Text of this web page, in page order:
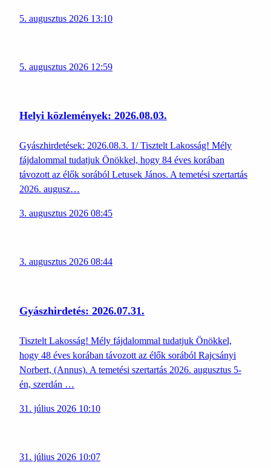
5. augusztus 2026 13:10
5. augusztus 2026 12:59
Helyi közlemények: 2026.08.03.
Gyászhirdetések: 2026.08.3. 1/ Tisztelt Lakosság! Mély
fájdalommal tudatjuk Önökkel, hogy 84 éves korában
távozott az élők sorából Letusek János. A temetési szertartás
2026. augusz…
3. augusztus 2026 08:45
3. augusztus 2026 08:44
Gyászhirdetés: 2026.07.31.
Tisztelt Lakosság! Mély fájdalommal tudatjuk Önökkel,
hogy 48 éves korában távozott az élők sorából Rajcsányi
Norbert, (Annus). A temetési szertartás 2026. augusztus 5-
én, szerdán …
31. július 2026 10:10
31. július 2026 10:07